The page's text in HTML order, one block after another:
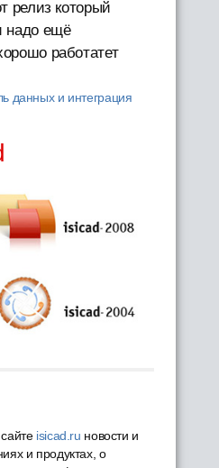
релиз который
надо ещё
работатет
данных и интеграция
isicad.ru новости и
и продуктах, о